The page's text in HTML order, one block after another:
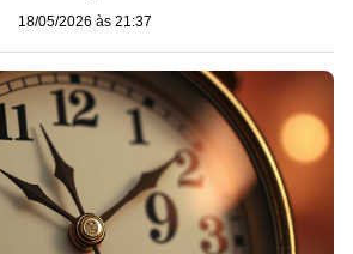
18/05/2026 às 21:37